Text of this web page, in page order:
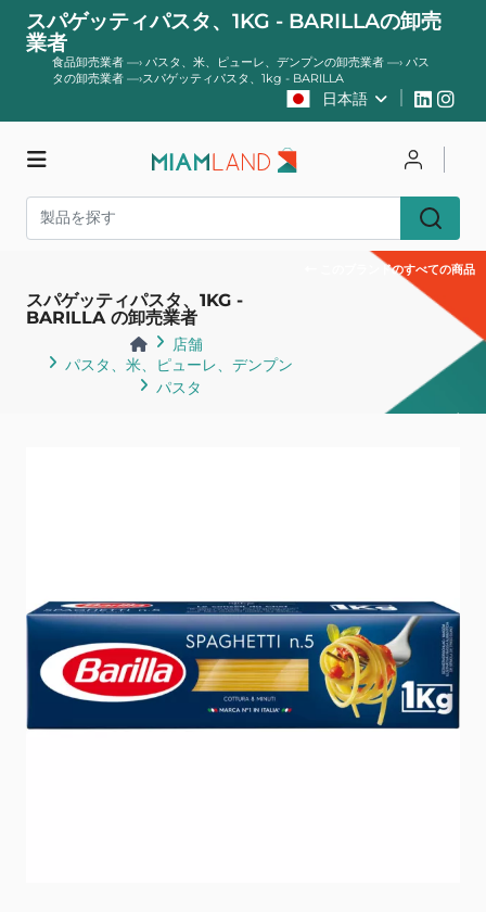
スパゲッティパスタ、1KG - BARILLAの卸売
業者
食品卸売業者 —› パスタ、米、ピューレ、デンプンの卸売業者 —› パス
タの卸売業者 —›スパゲッティパスタ、1kg - BARILLA
日本語
スパゲッティパスタ、1KG -
BARILLA の卸売業者
店舗
パスタ、米、ピューレ、デンプン
パスタ
このブランドのすべての商品
店舗 ログイン 登録する